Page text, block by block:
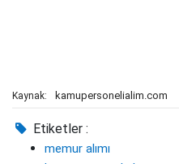
Kaynak: kamupersonelialim.com
Etiketler :
memur alımı